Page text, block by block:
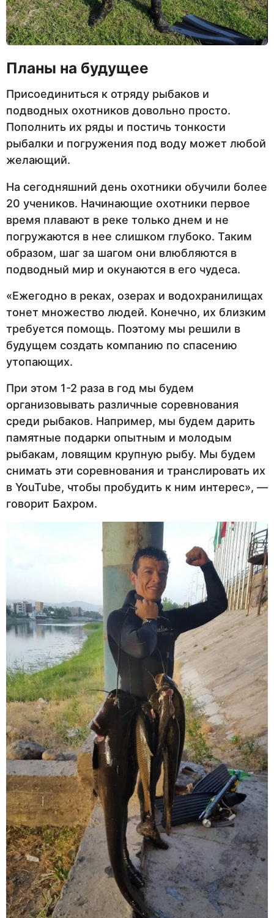
Планы на будущее
Присоединиться к отряду рыбаков и
подводных охотников довольно просто.
Пополнить их ряды и постичь тонкости
рыбалки и погружения под воду может любой
желающий.
На сегодняшний день охотники обучили более
20 учеников. Начинающие охотники первое
время плавают в реке только днем ​​и не
погружаются в нее слишком глубоко. Таким
образом, шаг за шагом они влюбляются в
подводный мир и окунаются в его чудеса.
«Ежегодно в реках, озерах и водохранилищах
тонет множество людей. Конечно, их близким
требуется помощь. Поэтому мы решили в
будущем создать компанию по спасению
утопающих.
При этом 1-2 раза в год мы будем
организовывать различные соревнования
среди рыбаков. Например, мы будем дарить
памятные подарки опытным и молодым
рыбакам, ловящим крупную рыбу. Мы будем
снимать эти соревнования и транслировать их
в YouTube, чтобы пробудить к ним интерес», —
говорит Бахром.